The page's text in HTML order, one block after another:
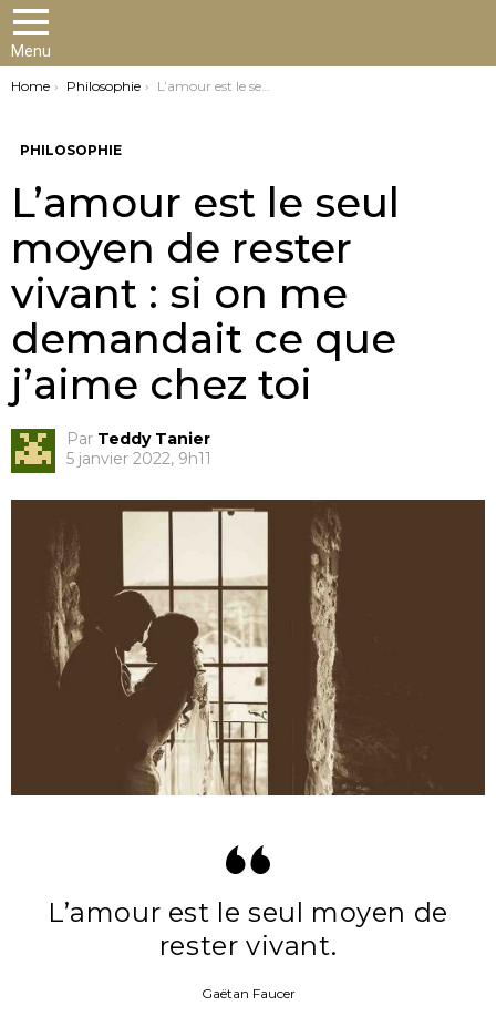
Menu
You are here:
Home Philosophie L’amour est le seul moyen de rester vivant : si on me demandait ce que j’aime chez toi
PHILOSOPHIE
L’amour est le seul
moyen de rester
vivant : si on me
demandait ce que
j’aime chez toi
Par Teddy Tanier
5 janvier 2022, 9h11
L’amour est le seul moyen de
rester vivant.
Gaëtan Faucer